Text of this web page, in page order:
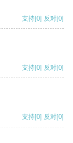
支持[0] 反对[0]
支持[0] 反对[0]
支持[0] 反对[0]